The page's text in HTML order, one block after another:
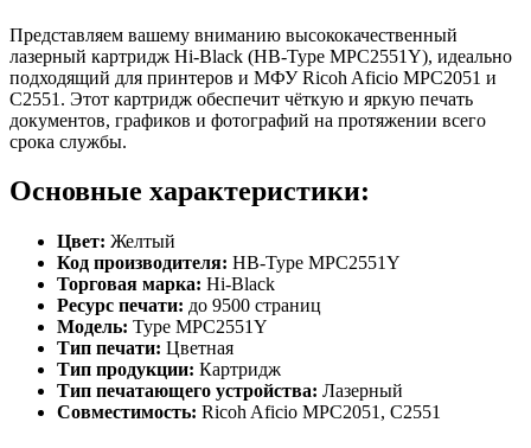
Представляем вашему вниманию высококачественный
лазерный картридж Hi-Black (HB-Type MPC2551Y), идеально
подходящий для принтеров и МФУ Ricoh Aficio MPC2051 и
C2551. Этот картридж обеспечит чёткую и яркую печать
документов, графиков и фотографий на протяжении всего
срока службы.
Основные характеристики:
Цвет: Желтый
Код производителя: HB-Type MPC2551Y
Торговая марка: Hi-Black
Ресурс печати: до 9500 страниц
Модель: Type MPC2551Y
Тип печати: Цветная
Тип продукции: Картридж
Тип печатающего устройства: Лазерный
Совместимость: Ricoh Aficio MPC2051, C2551